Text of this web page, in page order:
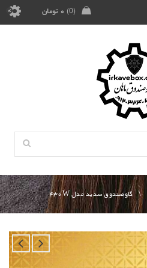
۰ تومان 0
\ گاوصندوق سدید مدل ۴۳۰W